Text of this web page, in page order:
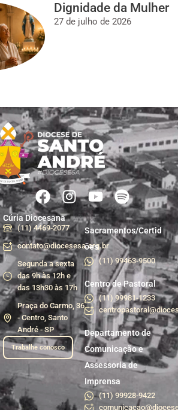
Dignidade da Mulher
27 de julho de 2026
Cúria Diocesana
(11) 4469-2077
contato@diocesesa.org.br
Segunda a sexta
das 9h às 12h e
das 13h30 às 17h
Praça do Carmo, 36
- Centro, Santo
André - SP
Trabalhe conosco
Sacramentos/Certid
ões
(11) 99463-9500
Centro de Pastoral
(11) 99981-1233
Departamento de
Comunicação e
Assessoria de
Imprensa
(11) 99928-9422